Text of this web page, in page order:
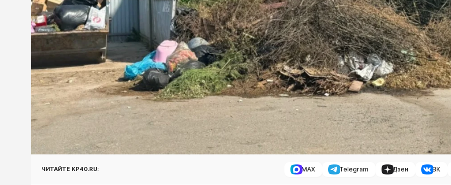
ЧИТАЙТЕ KP40.RU: MAX Telegram Дзен ВК